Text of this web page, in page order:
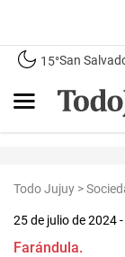
15°San
Todo Jujuy >
25 de julio de 2024 -
Farándula.